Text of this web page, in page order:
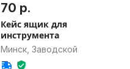
70 р.
Кейс ящик для
инструмента
Минск, Заводской